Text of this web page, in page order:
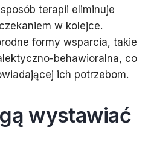
terapii eliminuje
w kolejce.
formy wsparcia, takie
behawioralna, co
ich potrzebom.
wystawiać